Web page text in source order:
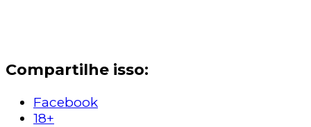
Compartilhe isso:
Facebook
18+